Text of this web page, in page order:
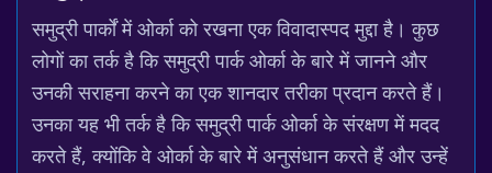
समुद्री पार्कों में ओर्का को रखना एक विवादास्पद मुद्दा है। कुछ
लोगों का तर्क है कि समुद्री पार्क ओर्का के बारे में जानने और
उनकी सराहना करने का एक शानदार तरीका प्रदान करते हैं।
उनका यह भी तर्क है कि समुद्री पार्क ओर्का के संरक्षण में मदद
करते हैं, क्योंकि वे ओर्का के बारे में अनुसंधान करते हैं और उन्हें